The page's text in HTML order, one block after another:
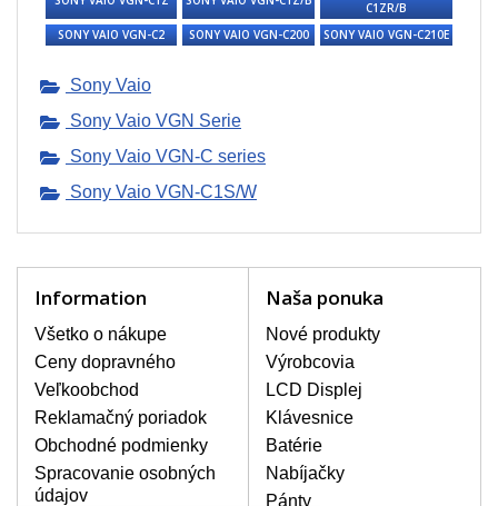
poškrábanie. Ďalej zvislé pruhy, nesvietiaci
displej, preblikávanie alebo nerovnomerný
LCD DISPLEJE NAJVYŠŠEJ
Skladom držíme len originálne displeje, ktoré
spĺňajú vysokú kvalitu triedy A+ bez chybných
pixelov a to po celú dobu záruky.
AKO ZISTÍTE AKÝ POTREBUJETE
notebooku, ktorý je uvedený na spodnej
strane notebooku na štítku alebo pod
batériou. Býva tiež znázornený na
rámčeku alebo pri klávesnici. V prípade,
že máte displej demontovaný, dohľadáte
to vďaka modelovému označeniu z
displeja, ktoré sa nachádza na štítku pri
EAN kóde.
C1ZR/B
SONY VAIO VGN-C2
SONY VAIO VGN-C200 SONY VAIO VGN-C210E
Sony Vaio
Sony Vaio VGN Serie
Sony Vaio VGN-C series
Sony Vaio VGN-C1S/W
Information
Všetko o nákupe
Ceny dopravného
Veľkoobchod
Reklamačný poriadok
Obchodné podmienky
Spracovanie osobných
údajov
Naša ponuka
Nové produkty
Výrobcovia
LCD Displej
Klávesnice
Batérie
Nabíjačky
Pánty